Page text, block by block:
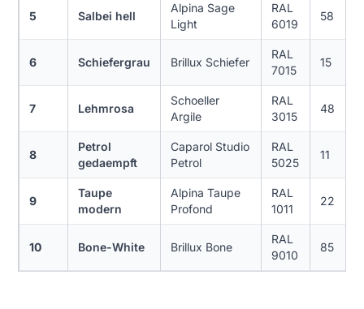
5 Salbei hell
Alpina Sage
Light
RAL
6019
58
6 Schiefergrau Brillux Schiefer
RAL
7015
15
7 Lehmrosa
Schoeller
Argile
RAL
3015
48
8
Petrol
gedaempft
Caparol Studio
Petrol
RAL
5025
11
9
Taupe
modern
Alpina Taupe
Profond
RAL
1011
22
10 Bone-White Brillux Bone
RAL
9010
85